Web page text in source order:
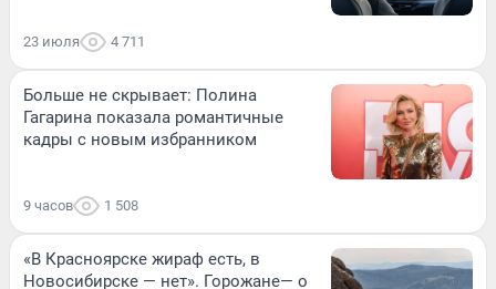
23 июля 4 711
Больше не скрывает: Полина
Гагарина показала романтичные
кадры с новым избранником
9 часов 1 508
«В Красноярске жираф есть, в
Новосибирске — нет». Горожане— о